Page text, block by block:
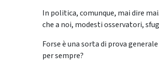
In politica, comunque, mai dire
che a noi, modesti osservatori,
Forse è una sorta di prova
per sempre?